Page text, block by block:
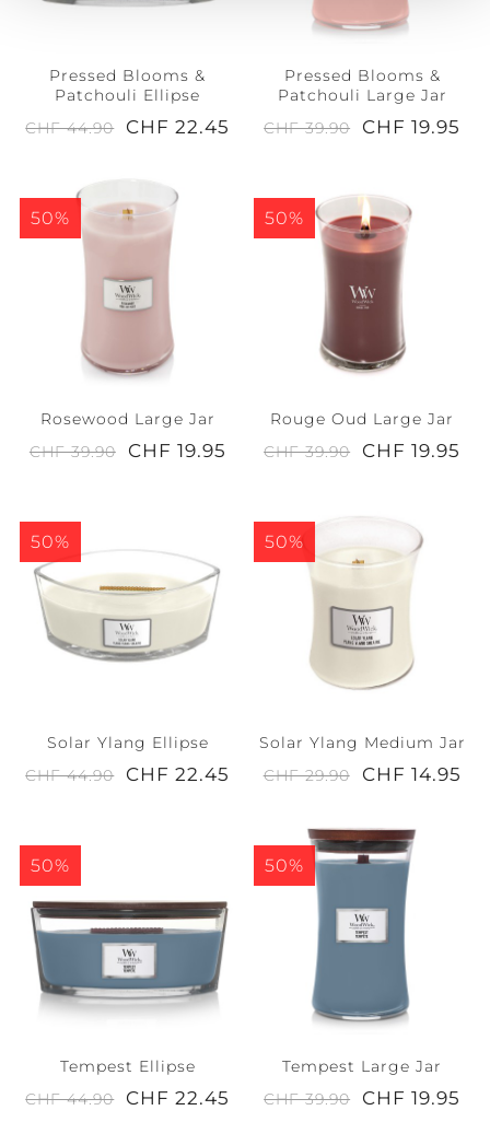
Pressed Blooms &
Patchouli Ellipse
CHF 44.90
CHF 22.45
Pressed Blooms &
Patchouli Large Jar
CHF 39.90
CHF 19.95
50%
Rosewood Large Jar
CHF 39.90
CHF 19.95
50%
Rouge Oud Large Jar
CHF 39.90
CHF 19.95
50%
Solar Ylang Ellipse
CHF 44.90
CHF 22.45
50%
Solar Ylang Medium Jar
CHF 29.90
CHF 14.95
50%
Tempest Ellipse
CHF 44.90
CHF 22.45
50%
Tempest Large Jar
CHF 39.90
CHF 19.95